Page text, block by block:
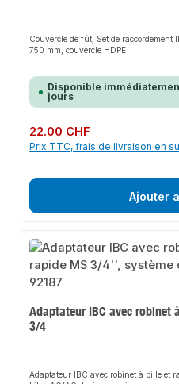
Couvercle de fût, Set de
750 mm, couvercle HDPE
Disponible
jours
Prix régulier :
22.00 CHF
Prix TTC, frais de livraison en
Ajouter
Adaptateur IBC avec robinet
3/4
Adaptateur IBC avec robinet à bille et